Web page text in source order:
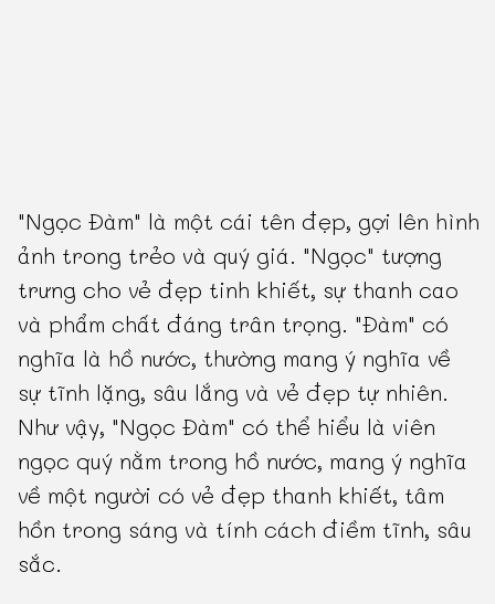
"Ngọc Đàm" là một cái tên đẹp, gợi lên hình
ảnh trong trẻo và quý giá. "Ngọc" tượng
trưng cho vẻ đẹp tinh khiết, sự thanh cao
và phẩm chất đáng trân trọng. "Đàm" có
nghĩa là hồ nước, thường mang ý nghĩa về
sự tĩnh lặng, sâu lắng và vẻ đẹp tự nhiên.
Như vậy, "Ngọc Đàm" có thể hiểu là viên
ngọc quý nằm trong hồ nước, mang ý nghĩa
về một người có vẻ đẹp thanh khiết, tâm
hồn trong sáng và tính cách điềm tĩnh, sâu
sắc.